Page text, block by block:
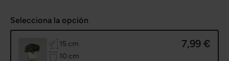
Selecciona la opción
15 cm
10 cm
7,99 €